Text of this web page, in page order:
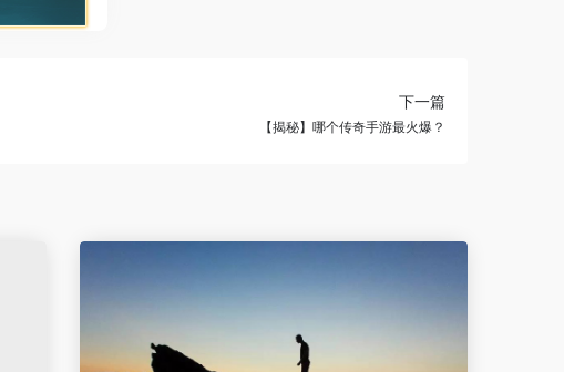
下一篇
【揭秘】哪个传奇手游最火爆？